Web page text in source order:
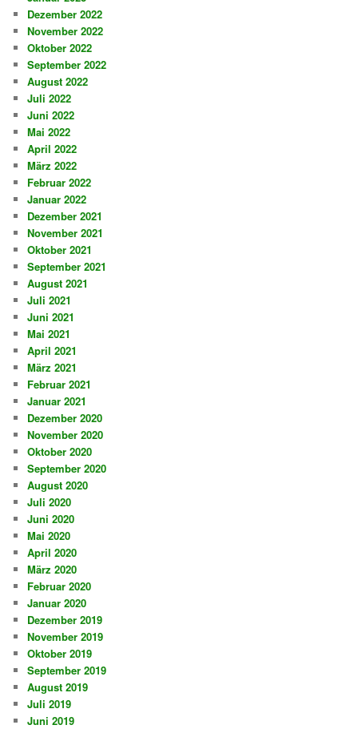
Dezember 2022
November 2022
Oktober 2022
September 2022
August 2022
Juli 2022
Juni 2022
Mai 2022
April 2022
März 2022
Februar 2022
Januar 2022
Dezember 2021
November 2021
Oktober 2021
September 2021
August 2021
Juli 2021
Juni 2021
Mai 2021
April 2021
März 2021
Februar 2021
Januar 2021
Dezember 2020
November 2020
Oktober 2020
September 2020
August 2020
Juli 2020
Juni 2020
Mai 2020
April 2020
März 2020
Februar 2020
Januar 2020
Dezember 2019
November 2019
Oktober 2019
September 2019
August 2019
Juli 2019
Juni 2019